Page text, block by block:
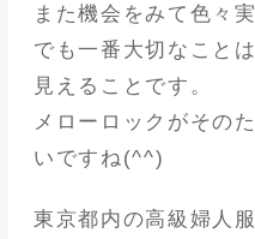
また機会をみて色々
でも一番大切なこと
見えることです。
メローロックがその
いですね(^^)
東京都内の高級婦人